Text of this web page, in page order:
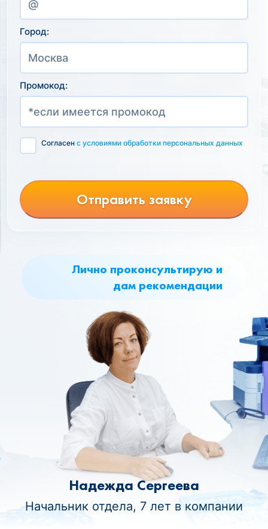
Лично проконсультирую и
дам рекомендации
Надежда Сергеева
Начальник отдела, 7 лет в компании
Город:
Промокод:
Согласен с условиями обработки персональных данных
Отправить заявку